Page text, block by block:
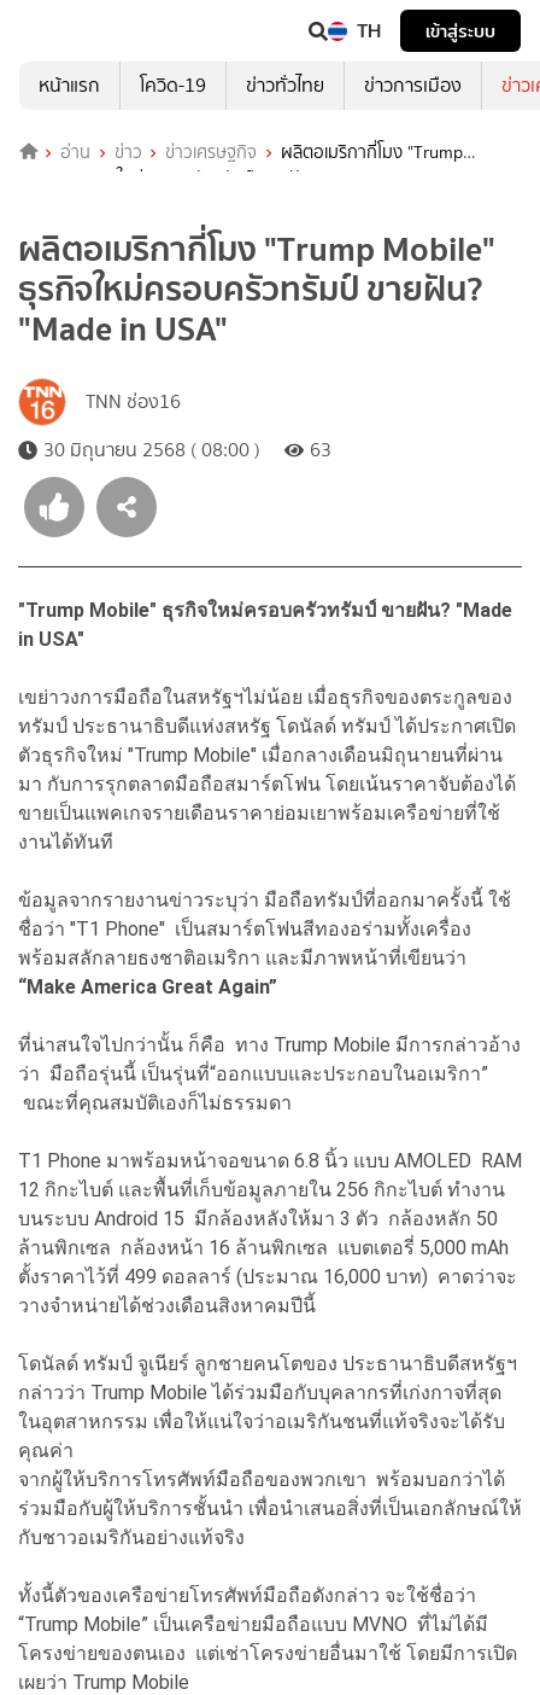
TH
เข้าสู่ระบบ
หน้าแรก
โควิด-19 ข่าวทั่วไทย ข่าวการเมือง ข่าว
อ่าน ข่าว ข่าวเศรษฐกิจ
ผลิตอเมริกากี่โมง "Trump
ผลิตอเมริกากี่โมง "Trump Mobile"
ธุรกิจใหม่ครอบครัวทรัมป์ ขายฝัน?
"Made in USA"
TNN ช่อง16
30 มิถุนายน 2568 ( 08:00 )
63
"Trump Mobile" ธุรกิจใหม่ครอบครัวทรัมป์ ขายฝัน? "Made
in USA"
เขย่าวงการมือถือในสหรัฐฯไม่น้อย เมื่อธุรกิจของตระกูลของ
ทรัมป์ ประธานาธิบดีแห่งสหรัฐ โดนัลด์ ทรัมป์ ได้ประกาศเปิด
ตัวธุรกิจใหม่ "Trump Mobile" เมื่อกลางเดือนมิถุนายนที่ผ่าน
มา กับการรุกตลาดมือถือสมาร์ตโฟน โดยเน้นราคาจับต้องได้
ขายเป็นแพคเกจรายเดือนราคาย่อมเยาพร้อมเครือข่ายที่ใช้
งานได้ทันที
ข้อมูลจากรายงานข่าวระบุว่า มือถือทรัมป์ที่ออกมาครั้งนี้ ใช้
ชื่อว่า "T1 Phone" เป็นสมาร์ตโฟนสีทองอร่ามทั้งเครื่อง
พร้อมสลักลายธงชาติอเมริกา และมีภาพหน้าที่เขียนว่า
“Make America Great Again”
ที่น่าสนใจไปกว่านั้น ก็คือ ทาง Trump Mobile มีการกล่าวอ้าง
ว่า มือถือรุ่นนี้ เป็นรุ่นที่“ออกแบบและประกอบในอเมริกา”
ขณะที่คุณสมบัติเองก็ไม่ธรรมดา
T1 Phone มาพร้อมหน้าจอขนาด 6.8 นิ้ว แบบ AMOLED RAM
12 กิกะไบต์ และพื้นที่เก็บข้อมูลภายใน 256 กิกะไบต์ ทำงาน
บนระบบ Android 15 มีกล้องหลังให้มา 3 ตัว กล้องหลัก 50
ล้านพิกเซล กล้องหน้า 16 ล้านพิกเซล แบตเตอรี่ 5,000 mAh
ตั้งราคาไว้ที่ 499 ดอลลาร์ (ประมาณ 16,000 บาท) คาดว่าจะ
วางจำหน่ายได้ช่วงเดือนสิงหาคมปีนี้
โดนัลด์ ทรัมป์ จูเนียร์ ลูกชายคนโตของ ประธานาธิบดีสหรัฐฯ
กล่าวว่า Trump Mobile ได้ร่วมมือกับบุคลากรที่เก่งกาจที่สุด
ในอุตสาหกรรม เพื่อให้แน่ใจว่าอเมริกันชนที่แท้จริงจะได้รับ
คุณค่า
จากผู้ให้บริการโทรศัพท์มือถือของพวกเขา พร้อมบอกว่าได้
ร่วมมือกับผู้ให้บริการชั้นนำ เพื่อนำเสนอสิ่งที่เป็นเอกลักษณ์ให้
กับชาวอเมริกันอย่างแท้จริง
ทั้งนี้ตัวของเครือข่ายโทรศัพท์มือถือดังกล่าว จะใช้ชื่อว่า
“Trump Mobile” เป็นเครือข่ายมือถือแบบ MVNO ที่ไม่ได้มี
โครงข่ายของตนเอง แต่เช่าโครงข่ายอื่นมาใช้ โดยมีการเปิด
เผยว่า Trump Mobile